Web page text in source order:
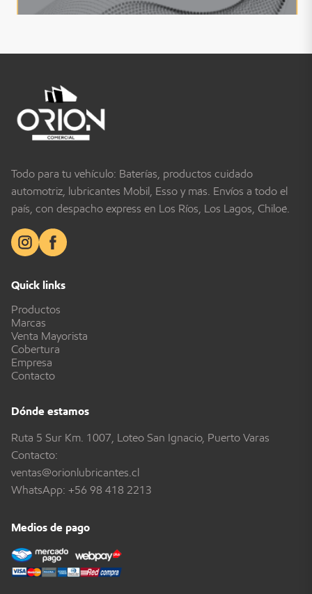
Todo para tu vehículo: Baterías, productos cuidado
automotriz, lubricantes Mobil, Esso y más. Envíos a todo el
país, con despacho express en Los Ríos, Los Lagos, Chiloé.
Quick links
Productos
Marcas
Venta Mayorista
Cobertura
Empresa
Contacto
Dónde estamos
Ruta 5 Sur Km. 1007, Loteo San Ignacio, Puerto Varas
Contacto:
ventas@orionlubricantes.cl
WhatsApp: +56 98 418 2213
Medios de pago